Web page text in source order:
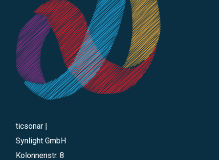
ticsonar |
Synlight GmbH
Kolonnenstr. 8